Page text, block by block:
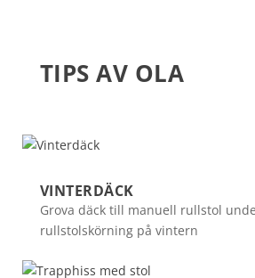
TIPS AV OLA
VINTERDÄCK
Grova däck till manuell rullstol
rullstolskörning på vintern